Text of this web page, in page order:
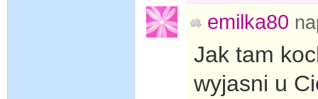
emilka80
Jak tam
wyjasni u